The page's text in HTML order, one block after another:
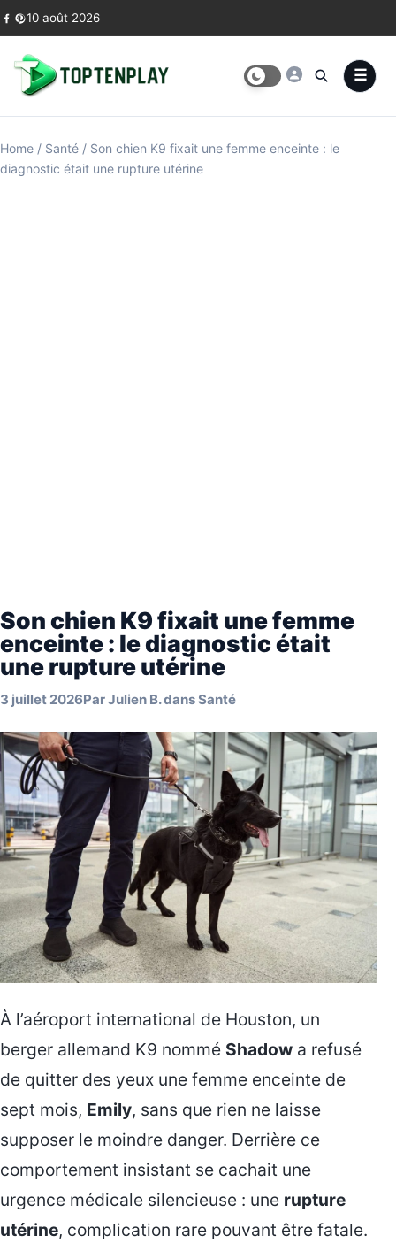
Skip to content
10 août 2026
Home / Santé / Son chien K9 fixait une femme enceinte : le
diagnostic était une rupture utérine
Son chien K9 fixait une femme
enceinte : le diagnostic était
une rupture utérine
3 juillet 2026ParJulien B.dansSanté
À l’aéroport international de Houston, un
berger allemand K9 nommé Shadow a refusé
de quitter des yeux une femme enceinte de
sept mois, Emily, sans que rien ne laisse
supposer le moindre danger. Derrière ce
comportement insistant se cachait une
urgence médicale silencieuse : une rupture
utérine, complication rare pouvant être fatale.